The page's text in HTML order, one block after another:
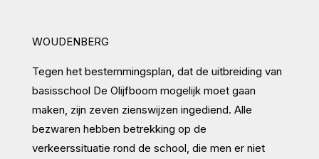
WOUDENBERG
Tegen het bestemmingsplan, dat de uitbreiding van
basisschool De Olijfboom mogelijk moet gaan
maken, zijn zeven zienswijzen ingediend. Alle
bezwaren hebben betrekking op de
verkeerssituatie rond de school, die men er niet